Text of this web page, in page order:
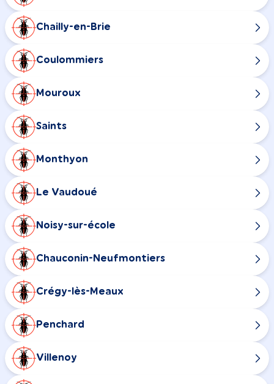
Chailly-en-Brie
Coulommiers
Mouroux
Saints
Monthyon
Le Vaudoué
Noisy-sur-école
Chauconin-Neufmontiers
Crégy-lès-Meaux
Penchard
Villenoy